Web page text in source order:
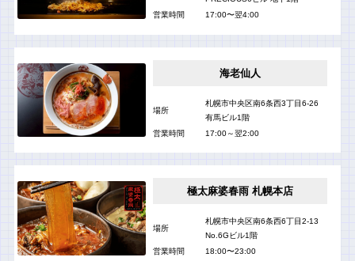
営業時間
17:00〜翌4:00
海老仙人
場所
札幌市中央区南6条西3丁目6-26
有馬ビル1階
営業時間
17:00～翌2:00
極太麻婆春雨 札幌本店
場所
札幌市中央区南6条西6丁目2-13
No.6Gビル1階
営業時間
18:00〜23:00